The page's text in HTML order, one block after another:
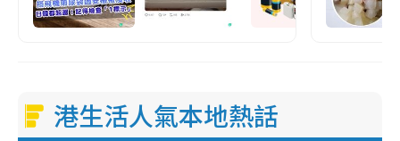
港生活人氣本地熱話